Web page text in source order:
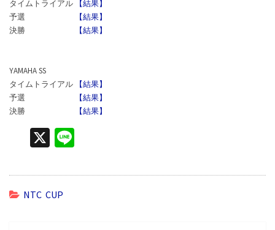
タイムトライアル
【結果】
予選
【結果】
決勝
【結果】
YAMAHA SS
タイムトライアル
【結果】
予選
【結果】
決勝
【結果】
X
e
NTC CUP